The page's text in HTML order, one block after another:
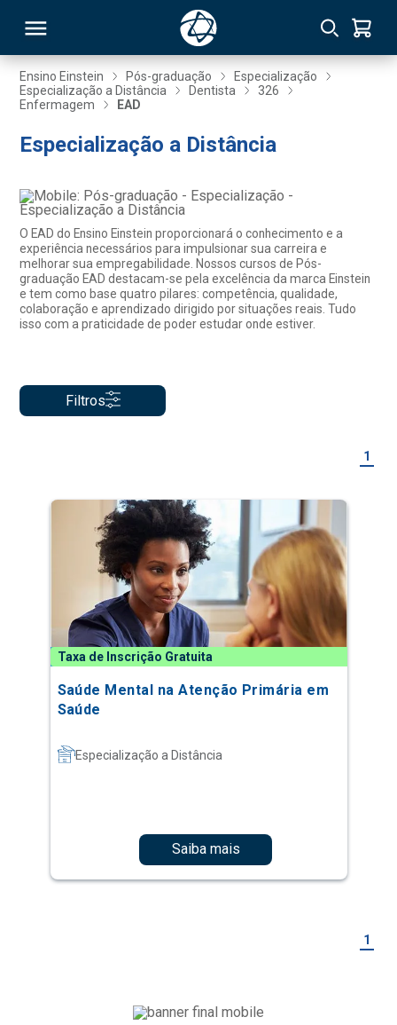
Ensino Einstein Pós-graduação
Especialização
Especialização a Distância
Dentista
326
Enfermagem
EAD
Especialização a Distância
O EAD do Ensino Einstein proporcionará o conhecimento e a
experiência necessários para impulsionar sua carreira e
melhorar sua empregabilidade. Nossos cursos de Pós-
graduação EAD destacam-se pela excelência da marca Einstein
e tem como base quatro pilares: competência, qualidade,
colaboração e aprendizado dirigido por situações reais. Tudo
isso com a praticidade de poder estudar onde estiver.
Filtros
1
Taxa de Inscrição Gratuita
Saúde Mental na Atenção Primária em
Saúde
Especialização a Distância
Saiba mais
1